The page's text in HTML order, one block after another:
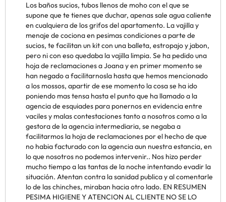
Los baños sucios, tubos llenos de moho con el que se
supone que te tienes que duchar, apenas sale agua caliente
en cualquiera de los grifos del apartamento. La vajilla y
menaje de cociona en pesimas condiciones a parte de
sucios, te facilitan un kit con una balleta, estropajo y jabon,
pero ni con eso quedaba la vajilla limpia. Se ha pedido una
hoja de reclamaciones a Joana y en primer momento se
han negado a facilitarnosla hasta que hemos mencionado
a los mossos, apartir de ese momento la cosa se ha ido
poniendo mas tensa hasta el punto que ha llamado a la
agencia de esquiades para ponernos en evidencia entre
vaciles y malas contestaciones tanto a nosotros como a la
gestora de la agencia intermediaria, se negaba a
facilitarmos la hoja de reclamaciones por el hecho de que
no habia facturado con la agencia aun nuestra estancia, en
lo que nosotros no podemos intervenir.. Nos hizo perder
mucho tiempo a las tantas de la noche intentando evadir la
situación. Atentan contra la sanidad publica y al comentarle
lo de las chinches, miraban hacia otro lado. EN RESUMEN
PESIMA HIGIENE Y ATENCION AL CLIENTE NO SE LO